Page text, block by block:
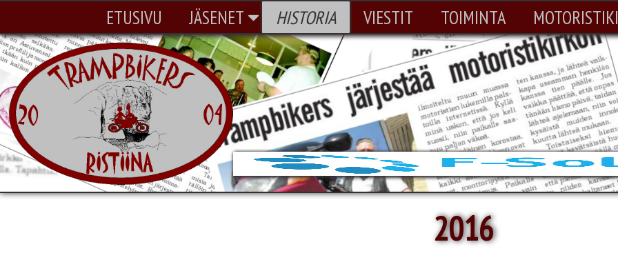
ETUSIVU JÄSENET HISTORIA VIESTIT TOIMINTA
2016